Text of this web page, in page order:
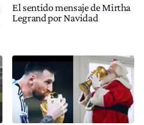
El sentido mensaje de Mirtha
Legrand por Navidad